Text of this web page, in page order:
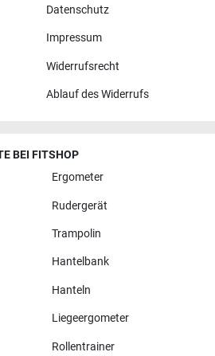
Datenschutz
Impressum
Widerrufsrecht
Ablauf des Widerrufs
BEI FITSHOP
Ergometer
Rudergerät
Trampolin
Hantelbank
Hanteln
Liegeergometer
Rollentrainer